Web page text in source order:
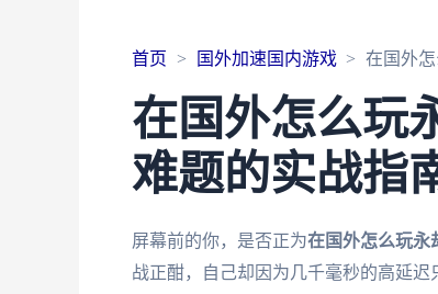
首页 国外加速国内游戏 在国外
在国外怎么玩
难题的实战指
屏幕前的你，是否正为在国外怎么玩永
战正酣，自己却因为几千毫秒的高延